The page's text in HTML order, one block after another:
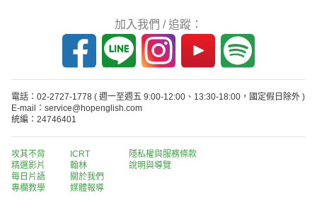
加入我們 / 追蹤：
電話：02-2727-1778 ( 週一至週五 9:00-12:00、13:30-18:00，國定假日除外 )
E-mail：service@hopenglish.com
統編：24746401
攻其不背
精選影片
每日片語
專欄教學
ICRT
翰林
關於我們
媒體報導
隱私權與服務條款
說明與導覽